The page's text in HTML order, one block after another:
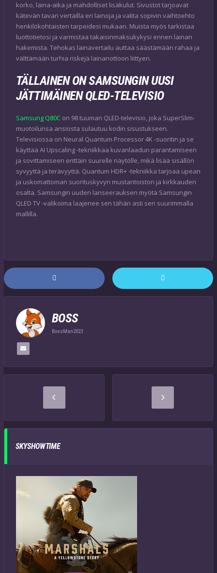
korko, laina-aika ja mahdolliset lisäkulut. Sivustot tarjoavat
kätevän tavan vertailla eri lainoja ja valita sopivin vaihtoehto
henkilökohtaisten tarpeidesi mukaan. Muista myös tarkistaa
luottotietosi ja varmistaa takaisinmaksukykysi ennen lainan
hakemista. Tehokas lainavertailu auttaa säästämään rahaa ja
välttämään turhia riskejä lainanottoon liittyen.
TÄLLAINEN ON SAMSUNGIN UUSI
JÄTTIMÄINEN QLED-TELEVISIO
Samsung Q80C on 98 tuuman QLED-televisio, joka SuperSlim-
muotoilunsa ansiosta sulautuu kodin sisustukseen.
Televisiossa on Neural Quantum Processor 4K -suoritin ja se
käyttää AI Upscaling -tekniikkaa kuvanlaadun parantamiseen
ja sovittamiseen erittäin suurelle näytölle, mikä lisää sisällön
syvyyttä ja terävyyttä. Quantum HDR+ -tekniikka tarjoaa upean
ja uskomattoman suorituskyvyn mustantoiston ja kirkkauden
osalta. Samsungin uuden lanseerauksen myötä Samsungin
QLED TV -valikoima laajenee sen tähän asti sen suurimmalla
mallilla.
BOSS
BossMan2023
SKYSHOWTIME